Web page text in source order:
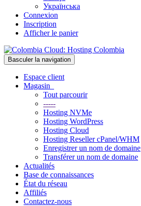
Українська
Connexion
Inscription
Afficher le panier
Basculer la navigation
Espace client
Magasin
Tout parcourir
-----
Hosting NVMe
Hosting WordPress
Hosting Cloud
Hosting Reseller cPanel/WHM
Enregistrer un nom de domaine
Transférer un nom de domaine
Actualités
Base de connaissances
État du réseau
Affiliés
Contactez-nous